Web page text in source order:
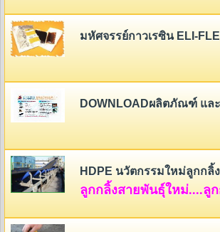
มหัศจรรย์กาวเรซิน ELI-
DOWNLOADผลิตภัณฑ์ และบริการของสาย
HDPE นวัตกรรมใหม่ลูกกลิ้ง King Roller (HDPE Rollers